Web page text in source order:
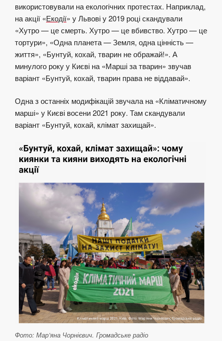
використовували на екологічних протестах. Наприклад,
на акції «Екодії» у Львові у 2019 році скандували
«Хутро — це смерть. Хутро — це вбивство. Хутро — це
тортури», «Одна планета — Земля, одна цінність —
життя», «Бунтуй, кохай, тварин не ображай!». А
минулого року у Києві на «Марші за тварин» звучав
варіант «Бунтуй, кохай, тварин права не віддавай».
Одна з останніх модифікацій звучала на «Кліматичному
марші» у Києві восени 2021 року. Там скандували
варіант «Бунтуй, кохай, клімат захищай».
Фото: Мар’яна Чорнієвич. Громадське радіо